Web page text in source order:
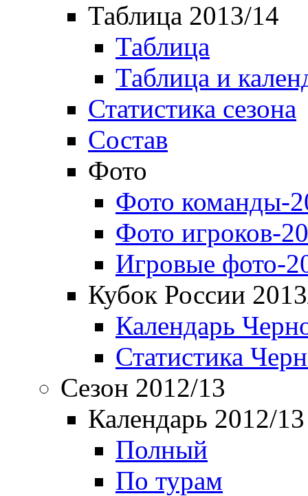
Таблица 2013/14
Таблица
Таблица и
Статистика сезона
Состав
Фото
Фото команды-
Фото игроков-
Игровые фото-
Кубок России
Календарь
Статистика
Сезон 2012/13
Календарь 2012/13
Полный
По турам